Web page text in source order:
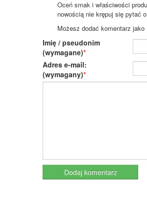
Oceń smak i właściwości
nowością nie krępuj się pytać
Możesz dodać komentarz
Imię / pseudonim
(wymagane)
Adres e-mail:
(wymagany)